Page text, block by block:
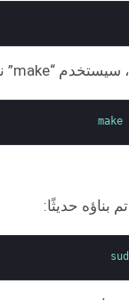
make
بناؤه حديثًا: